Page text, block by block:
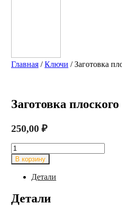
Главная /Ключи / Заготовка
Заготовка
250,00 ₽
Количество
товара
Заготовка
плоского
ключа
(импорт)
VI7_V14_VI13_VRO18S
В корзину
Детали
Детали